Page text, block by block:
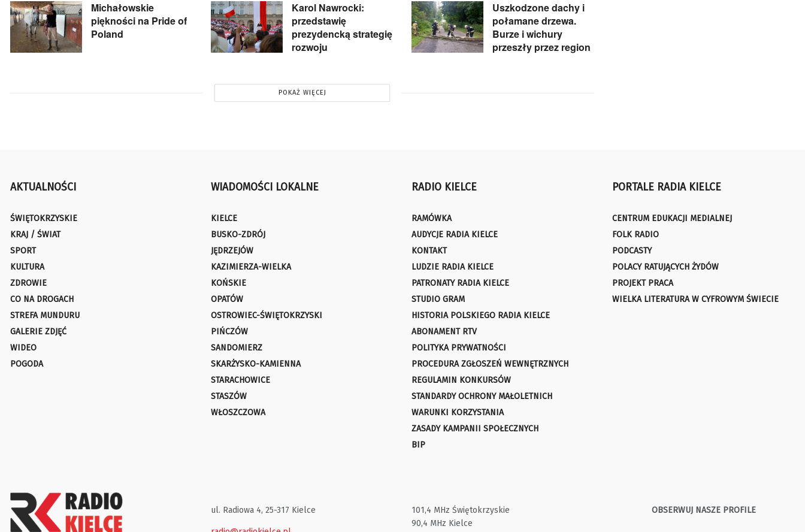
Michałowskie
piękności na Pride of
Poland
Karol Nawrocki:
przedstawię
prezydencką strategię
rozwoju
Uszkodzone dachy i
połamane drzewa.
Burze i wichury
przeszły przez region
POKAŻ WIĘCEJ
AKTUALNOŚCI
ŚWIĘTOKRZYSKIE
KRAJ / ŚWIAT
SPORT
KULTURA
ZDROWIE
CO NA DROGACH
STREFA MUNDURU
GALERIE ZDJĘĆ
WIDEO
POGODA
WIADOMOŚCI LOKALNE
KIELCE
BUSKO-ZDRÓJ
JĘDRZEJÓW
KAZIMIERZA-WIELKA
KOŃSKIE
OPATÓW
OSTROWIEC-ŚWIĘTOKRZYSKI
PIŃCZÓW
SANDOMIERZ
SKARŻYSKO-KAMIENNA
STARACHOWICE
STASZÓW
WŁOSZCZOWA
RADIO KIELCE
RAMÓWKA
AUDYCJE RADIA KIELCE
KONTAKT
LUDZIE RADIA KIELCE
PATRONATY RADIA KIELCE
STUDIO GRAM
HISTORIA POLSKIEGO RADIA KIELCE
ABONAMENT RTV
POLITYKA PRYWATNOŚCI
PROCEDURA ZGŁOSZEŃ WEWNĘTRZNYCH
REGULAMIN KONKURSÓW
STANDARDY OCHRONY MAŁOLETNICH
WARUNKI KORZYSTANIA
ZASADY KAMPANII SPOŁECZNYCH
BIP
PORTALE RADIA KIELCE
CENTRUM EDUKACJI MEDIALNEJ
FOLK RADIO
PODCASTY
POLACY RATUJĄCYCH ŻYDÓW
PROJEKT PRACA
WIELKA LITERATURA W CYFROWYM ŚWIECIE
ul. Radiowa 4, 25-317 Kielce
101,4 MHz Świętokrzyskie
90,4 MHz Kielce
OBSERWUJ NASZE PROFILE